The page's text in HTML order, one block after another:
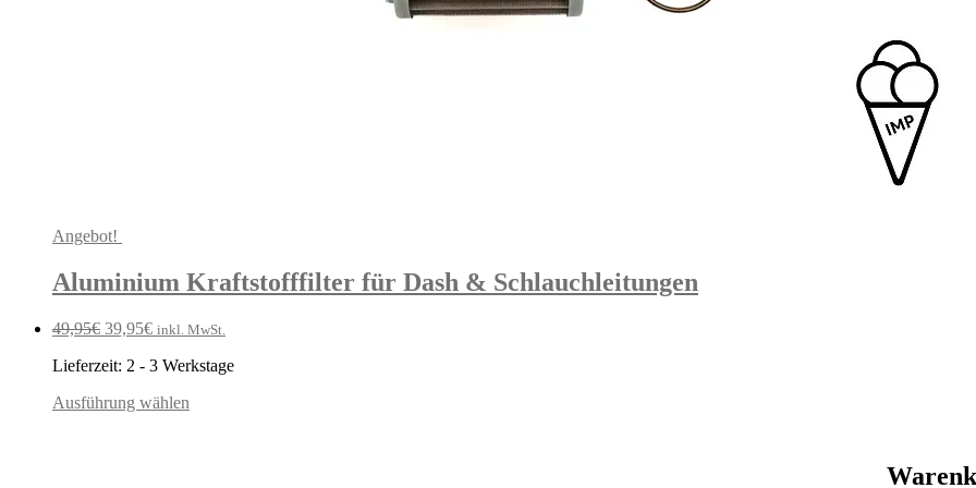
Angebot!
Aluminium Kraftstofffilter für Dash & Schlauchleitungen
49,95€ Ursprünglicher
war:
39,95€Aktueller
ist:
inkl. MwSt.
Lieferzeit: 2 - 3 Werkstage
Ausführung wählen